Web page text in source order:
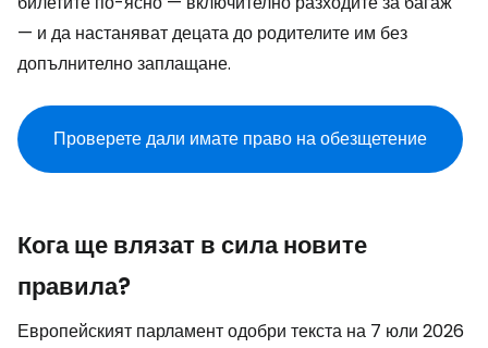
— и да настаняват децата до родителите им без
допълнително заплащане.
Проверете дали имате право на обезщетение
Кога ще влязат в сила новите
правила?
Европейският парламент одобри текста на 7 юли 2026